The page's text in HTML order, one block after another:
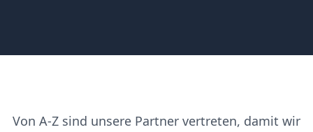
Von A-Z sind unsere Partner vertreten, damit wir